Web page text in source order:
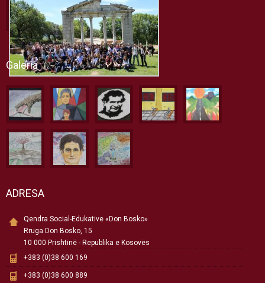
Galeria
ADRESA
Qendra Social-Edukative «Don Bosko»
Rruga Don Bosko, 15
10 000 Prishtinë - Republika e Kosovës
+383 (0)38 600 169
+383 (0)38 600 889